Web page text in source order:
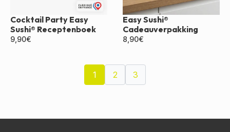
Cocktail Party Easy
Sushi® Receptenboek
9,90€
Easy Sushi®
Cadeauverpakking
8,90€
1 2 3